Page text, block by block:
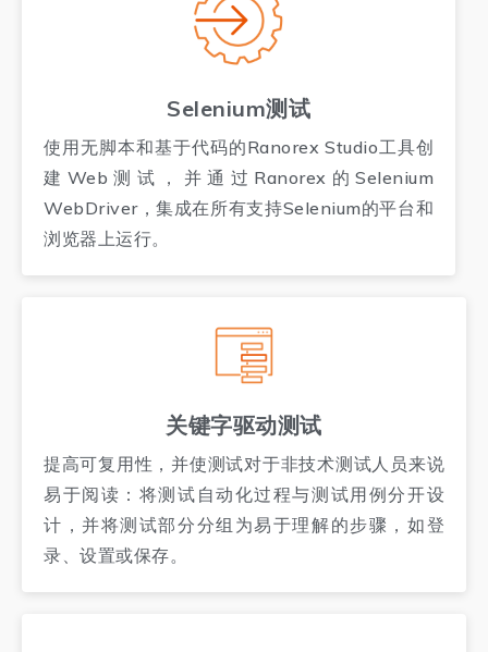
Selenium测试
使用无脚本和基于代码的Ranorex Studio工具创
建Web测试，并通过Ranorex的Selenium
WebDriver，集成在所有支持Selenium的平台和
浏览器上运行。
关键字驱动测试
提高可复用性，并使测试对于非技术测试人员来说
易于阅读：将测试自动化过程与测试用例分开设
计，并将测试部分分组为易于理解的步骤，如登
录、设置或保存。